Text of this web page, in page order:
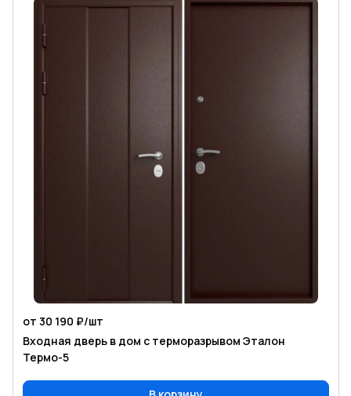
от 30 190 ₽/шт
Входная дверь в дом с терморазрывом Эталон
Термо-5